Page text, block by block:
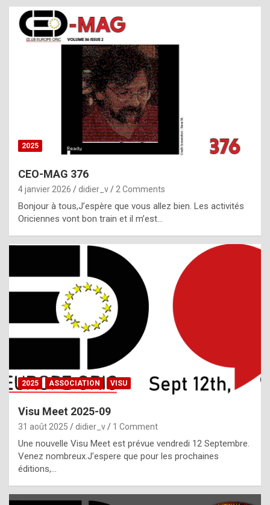
c
h
i
s
t
o
r
p
e
c
i
l
,
g
h
t
f
2025
CEO-MAG 376
4 janvier 2026 didier_v 2 Comments
Bonjour à tous,J’espère que vous allez bien. Les activités
Oriciennes vont bon train et il m’est…
2025 ASSOCIATION VISU
Visu Meet 2025-09
31 août 2025 didier_v 1 Comment
Une nouvelle Visu Meet est prévue vendredi 12 Septembre.
Venez nombreux.J’espere que pour les prochaines
éditions,…